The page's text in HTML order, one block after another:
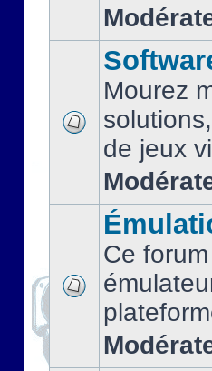
Mourez
de jeux
Ce